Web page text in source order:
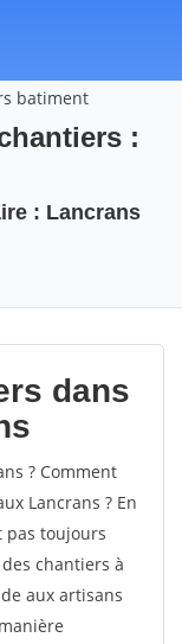
batiment
:
: Lancrans
dans
? Comment
Lancrans ? En
toujours
chantiers à
aux artisans